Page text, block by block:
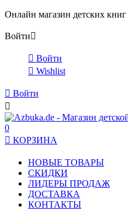
Онлайн магазин детских
Войти
 Войти
 Wishlist
 Войти

0
 КОРЗИНА
НОВЫЕ ТОВАРЫ
СКИДКИ
ЛИДЕРЫ ПРОДАЖ
ДОСТАВКА
КОНТАКТЫ